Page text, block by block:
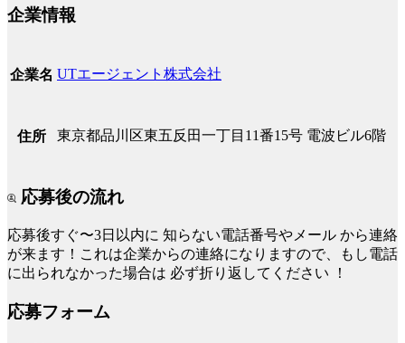
企業情報
企業名 UTエージェント株式会社
住所 東京都品川区東五反田一丁目11番15号 電波ビル6階
応募後の流れ
応募後すぐ〜3日以内に 知らない電話番号やメール から連絡
が来ます！これは企業からの連絡になりますので、もし電話
に出られなかった場合は 必ず折り返してください ！
応募フォーム